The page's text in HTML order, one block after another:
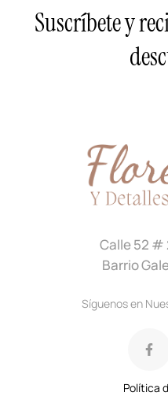
Suscríbete y
Calle 52 #
Barrio
Síguenos en
Política